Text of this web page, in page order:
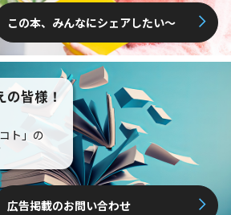
この本、みんなにシェアしたい〜
皆様！
ト」の
広告掲載のお問い合わせ